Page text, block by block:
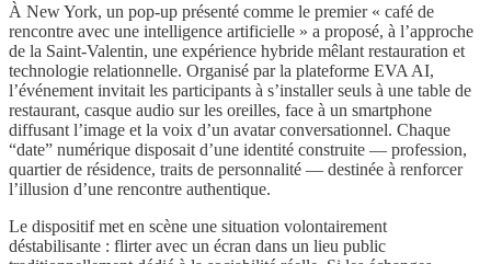
À New York, un pop-up présenté comme le premier « café de
rencontre avec une intelligence artificielle » a proposé, à l’approche
de la Saint-Valentin, une expérience hybride mêlant restauration et
technologie relationnelle. Organisé par la plateforme EVA AI,
l’événement invitait les participants à s’installer seuls à une table de
restaurant, casque audio sur les oreilles, face à un smartphone
diffusant l’image et la voix d’un avatar conversationnel. Chaque
“date” numérique disposait d’une identité construite — profession,
quartier de résidence, traits de personnalité — destinée à renforcer
l’illusion d’une rencontre authentique.
Le dispositif met en scène une situation volontairement
déstabilisante : flirter avec un écran dans un lieu public